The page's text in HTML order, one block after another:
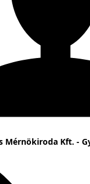
Mérnökiroda Kft. -